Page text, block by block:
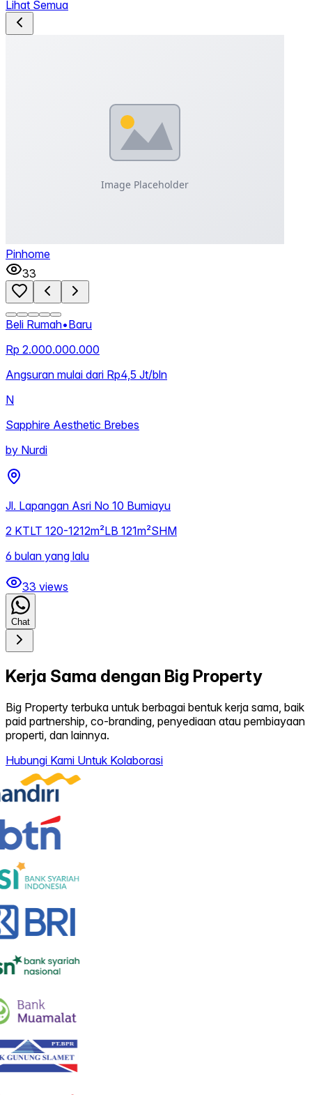
Lihat Semua
Pinhome
33
Beli Rumah•Baru
Rp 2.000.000.000
Angsuran mulai dari Rp4,5 Jt/bln
N
Sapphire Aesthetic Brebes
by Nurdi
Jl. Lapangan Asri No 10 Bumiayu
2 KTLT 120-1212m²LB 121m²SHM
6 bulan yang lalu
33 views
Chat
Kerja Sama dengan Big Property
Big Property terbuka untuk berbagai bentuk kerja sama, baik
paid partnership, co-branding, penyediaan atau pembiayaan
properti, dan lainnya.
Hubungi Kami Untuk Kolaborasi